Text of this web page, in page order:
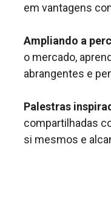
em vantagens
Ampliando a
o mercado,
abrangentes e
Palestras
compartilhadas
si mesmos e